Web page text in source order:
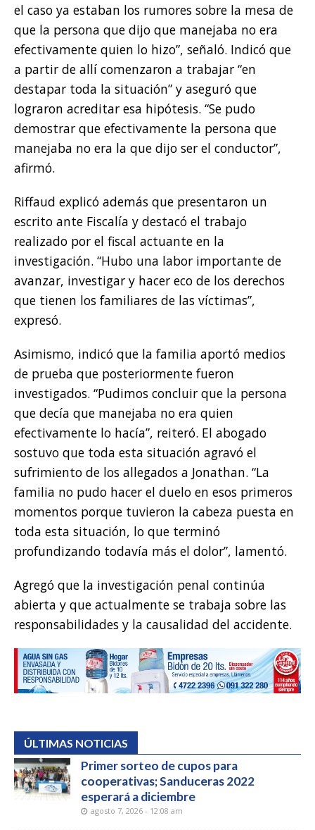
el caso ya estaban los rumores sobre la mesa de
que la persona que dijo que manejaba no era
efectivamente quien lo hizo”, señaló. Indicó que
a partir de allí comenzaron a trabajar “en
destapar toda la situación” y aseguró que
lograron acreditar esa hipótesis. “Se pudo
demostrar que efectivamente la persona que
manejaba no era la que dijo ser el conductor”,
afirmó.
Riffaud explicó además que presentaron un
escrito ante Fiscalía y destacó el trabajo
realizado por el fiscal actuante en la
investigación. “Hubo una labor importante de
avanzar, investigar y hacer eco de los derechos
que tienen los familiares de las víctimas”,
expresó.
Asimismo, indicó que la familia aportó medios
de prueba que posteriormente fueron
investigados. “Pudimos concluir que la persona
que decía que manejaba no era quien
efectivamente lo hacía”, reiteró. El abogado
sostuvo que toda esta situación agravó el
sufrimiento de los allegados a Jonathan. “La
familia no pudo hacer el duelo en esos primeros
momentos porque tuvieron la cabeza puesta en
toda esta situación, lo que terminó
profundizando todavía más el dolor”, lamentó.
Agregó que la investigación penal continúa
abierta y que actualmente se trabaja sobre las
responsabilidades y la causalidad del accidente.
ÚLTIMAS NOTICIAS
Primer sorteo de cupos para
cooperativas; Sanduceras 2022
esperará a diciembre
agosto 7, 2026 - 12:08 am